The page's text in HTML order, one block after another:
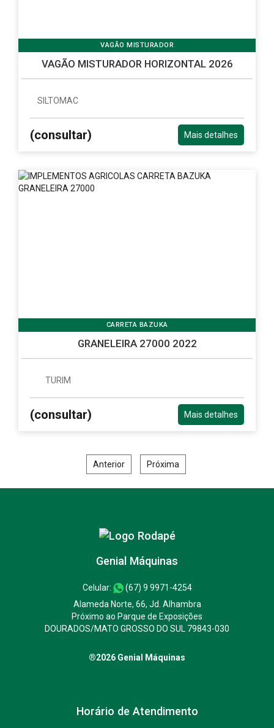
VAGÃO MISTURADOR
VAGÃO MISTURADOR HORIZONTAL 2026
SILTOMAC
(consultar) Mais detalhes
CARRETA BAZUKA
GRANELEIRA 27000 2022
TURIM
(consultar) Mais detalhes
Anterior Próxima
Genial Máquinas
Celular:
(67) 9 9971-4254
Alameda Norte, 66, Jd. Alhambra
Próximo ao Parque de Exposições
DOURADOS/MATO GROSSO DO SUL 79843-030
®2026 Genial Máquinas
Horário de Atendimento